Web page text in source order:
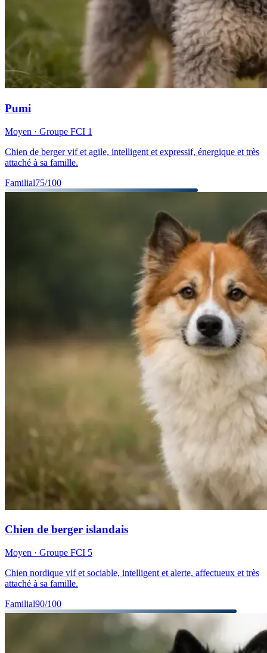
Pumi
Moyen · Groupe FCI 1
Chien de berger vif et agile, intelligent et expressif, énergique et très
attaché à sa famille.
Familial75/100
Chien de berger islandais
Moyen · Groupe FCI 5
Chien nordique vif et sociable, intelligent et alerte, affectueux et très
attaché à sa famille.
Familial90/100